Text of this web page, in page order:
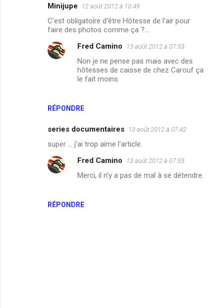
Minijupe 12 août 2012 à 10:49
C'est obligatoire d'être Hôtesse de l'air pour
faire des photos comme ça ?...
RÉPONDRE
Fred Camino 13 août 2012 à 07:53
Non je ne pense pas mais avec des
hôtesses de caisse de chez Carouf ça
le fait moins.
series documentaires 13 août 2012 à 07:42
super ... j'ai trop aime l'article.
RÉPONDRE
Fred Camino 13 août 2012 à 07:53
Merci, il n'y a pas de mal à se détendre.